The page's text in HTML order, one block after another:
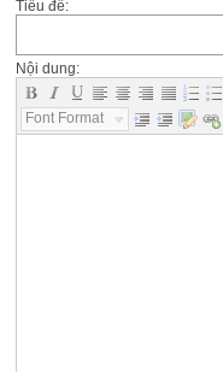
Tiêu đề:
Nội dung:
Font Format...